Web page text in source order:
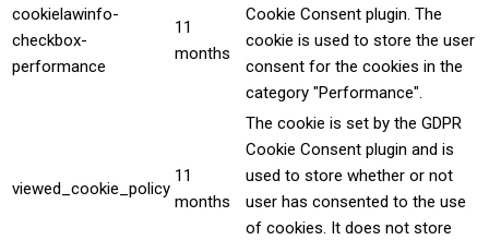
cookielawinfo-
checkbox-
performance
11
months
Cookie Consent plugin. The
cookie is used to store the user
consent for the cookies in the
category "Performance".
viewed_cookie_policy
11
months
The cookie is set by the GDPR
Cookie Consent plugin and is
used to store whether or not
user has consented to the use
of cookies. It does not store